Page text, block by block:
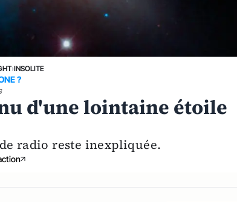
›INSOLITE
?
d'une lointaine étoile
radio reste inexpliquée.